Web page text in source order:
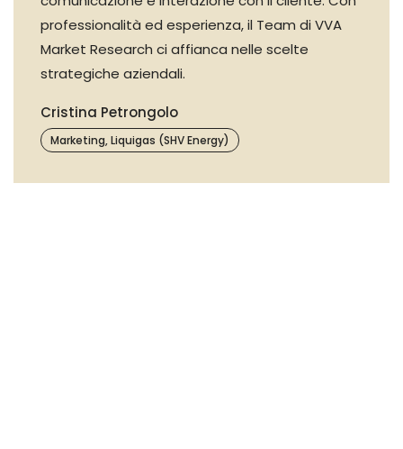
professionalità ed esperienza, il Team di VVA
Market Research ci affianca nelle scelte
strategiche aziendali.
Cristina Petrongolo
Marketing, Liquigas (SHV Energy)